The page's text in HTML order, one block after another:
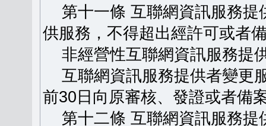
第十一條 互聯網資訊服務提
供服務，不得超出經許可或者
非經營性互聯網資訊服務提
互聯網資訊服務提供者變更
前30日向原審核、發證或者備
第十二條 互聯網資訊服務提